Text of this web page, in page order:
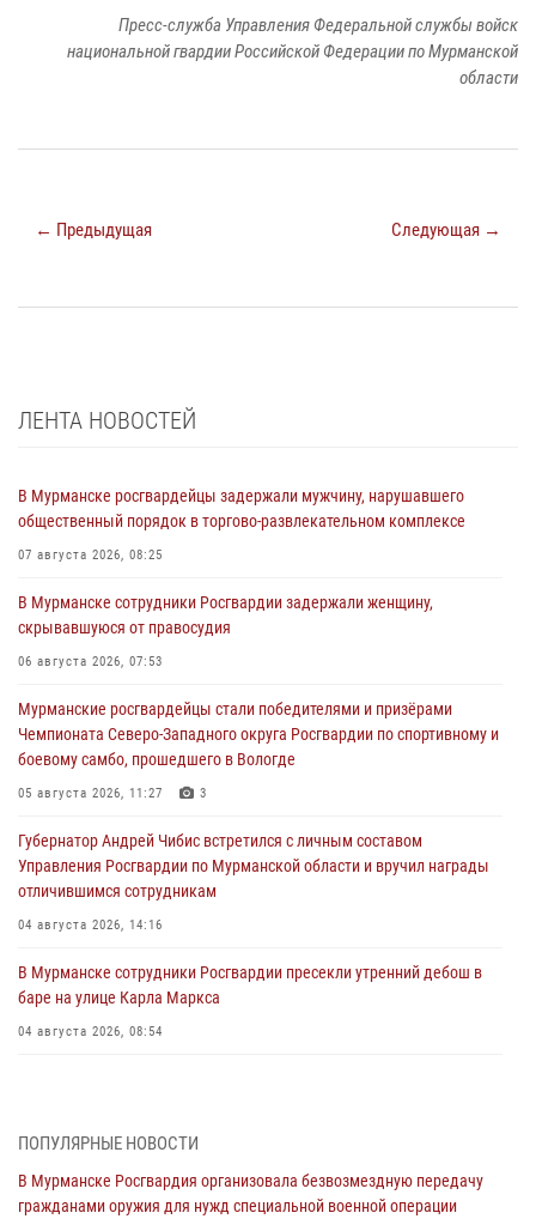
Пресс-служба Управления Федеральной службы войск
национальной гвардии Российской Федерации по Мурманской
области
← Предыдущая Следующая →
ЛЕНТА НОВОСТЕЙ
В Мурманске росгвардейцы задержали мужчину, нарушавшего
общественный порядок в торгово-развлекательном комплексе
07 августа 2026, 08:25
В Мурманске сотрудники Росгвардии задержали женщину,
скрывавшуюся от правосудия
06 августа 2026, 07:53
Мурманские росгвардейцы стали победителями и призёрами
Чемпионата Северо-Западного округа Росгвардии по спортивному и
боевому самбо, прошедшего в Вологде
05 августа 2026, 11:27 3
Губернатор Андрей Чибис встретился с личным составом
Управления Росгвардии по Мурманской области и вручил награды
отличившимся сотрудникам
04 августа 2026, 14:16
В Мурманске сотрудники Росгвардии пресекли утренний дебош в
баре на улице Карла Маркса
04 августа 2026, 08:54
03 августа 2026, 12:23 4
Сотрудники вневедомственной охраны Росгвардии пресекли
хулиганские действия дебошира на автозаправочной станции
ПОПУЛЯРНЫЕ НОВОСТИ
В Мурманске Росгвардия организовала безвозмездную передачу
гражданами оружия для нужд специальной военной операции